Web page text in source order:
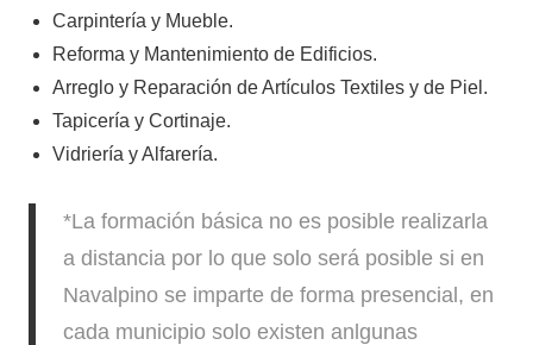
Carpintería y Mueble.
Reforma y Mantenimiento de Edificios.
Arreglo y Reparación de Artículos Textiles y de Piel.
Tapicería y Cortinaje.
Vidriería y Alfarería.
*La formación básica no es posible realizarla
a distancia por lo que solo será posible si en
Navalpino se imparte de forma presencial, en
cada municipio solo existen anlgunas